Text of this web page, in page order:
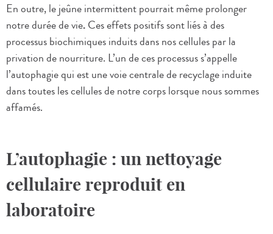
En outre, le jeûne intermittent pourrait même prolonger
notre durée de vie.Ces effets positifs sont liés à des
processus biochimiques induits dans nos cellules par la
privation de nourriture. L’un de ces processus s’appelle
l’autophagie qui est une voie centrale de recyclage induite
dans toutes les cellules de notre corps lorsque nous sommes
affamés.
L’autophagie : un nettoyage
cellulaire reproduit en
laboratoire